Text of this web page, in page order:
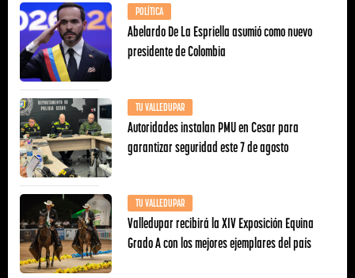
POLÍTICA
Abelardo De La Espriella asumió como nuevo
presidente de Colombia
TU VALLEDUPAR
Autoridades instalan PMU en Cesar para
garantizar seguridad este 7 de agosto
TU VALLEDUPAR
Valledupar recibirá la XIV Exposición Equina
Grado A con los mejores ejemplares del país